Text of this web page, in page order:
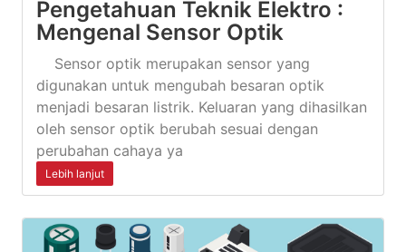
Pengetahuan Teknik Elektro :
Mengenal Sensor Optik
Sensor optik merupakan sensor yang
digunakan untuk mengubah besaran optik
menjadi besaran listrik. Keluaran yang dihasilkan
oleh sensor optik berubah sesuai dengan
perubahan cahaya ya
Lebih lanjut